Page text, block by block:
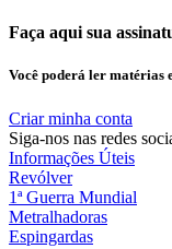
Faça aqui sua
Você poderá ler matérias
Criar minha conta
Siga-nos nas redes
Informações Úteis
Revólver
1ª Guerra Mundial
Metralhadoras
Espingardas